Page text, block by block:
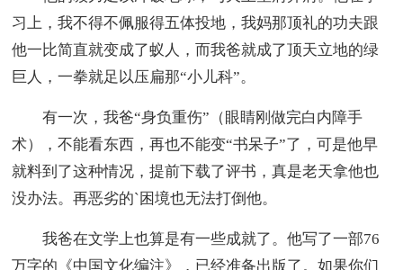
习上，我不得不佩服得五体投地，我妈那顶礼的功夫跟
他一比简直就变成了蚁人，而我爸就成了顶天立地的绿
巨人，一拳就足以压扁那“小儿科”。
有一次，我爸“身负重伤”（眼睛刚做完白内障手
术），不能看东西，再也不能变“书呆子”了，可是他早
就料到了这种情况，提前下载了评书，真是老天拿他也
没办法。再恶劣的`困境也无法打倒他。
我爸在文学上也算是有一些成就了。他写了一部76
万字的《中国文化编注》，已经准备出版了。如果你们